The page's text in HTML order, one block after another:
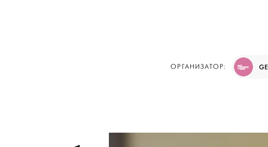
ОРГАНИЗАТОР: